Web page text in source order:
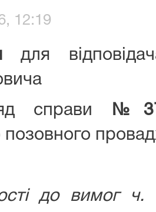
12:19
для
справи
№
до вимог